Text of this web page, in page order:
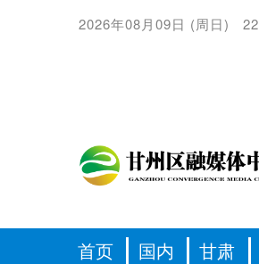
2026年08月09日 (周日) 22
首页 国内 甘肃